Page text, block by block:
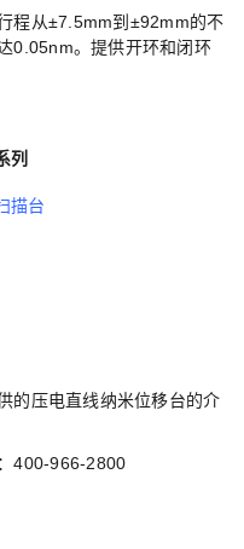
程从±7.5mm到±92mm的不
0.05nm。提供开环和闭环
列
描台
的压电直线纳米位移台的介
400-966-2800